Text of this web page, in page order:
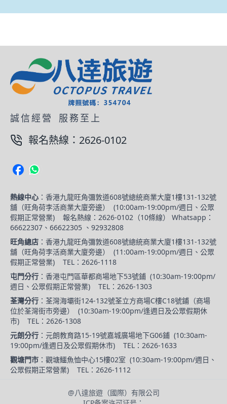
誠信經營 服務至上
報名熱線： 2626-0102
熱線中心 ： 香港九龍旺角彌敦道608號總統商業大廈1樓131-132號
舖（旺角荷李活商業大廈旁邊）
(10:00am-19:00pm/週日、公眾
假期正常營業)
報名熱線：2626-0102（10條線） Whatsapp：
66622307、66622305 、92932808
旺角總店 ： 香港九龍旺角彌敦道608號總統商業大廈1樓131-132號
舖（旺角荷李活商業大廈旁邊）
(11:00am-19:00pm/週日、公眾
假期正常營業)
TEL：2626-1118
屯門分行 ： 香港屯門區華都商場地下53號鋪 (10:30am-19:00pm/
週日、公眾假期正常營業)
TEL：2626-1303
荃灣分行 ： 荃灣海壩街124-132號荃立方商場C樓C18號鋪（商場
位於荃灣街市旁邊）
(10:30am-19:00pm/逢週日及公眾假期休
市)
TEL：2626-1308
元朗分行 ： 元朗教育路15-19號嘉城廣場地下G06鋪 (10:30am-
19:00pm/逢週日及公眾假期休市)
TEL：2626-1633
觀塘門市 ： 觀塘鱷魚恤中心15樓02室 (10:30am-19:00pm/週日、
公眾假期正常營業) TEL：2626-1112
@八達旅遊（國際）有限公司